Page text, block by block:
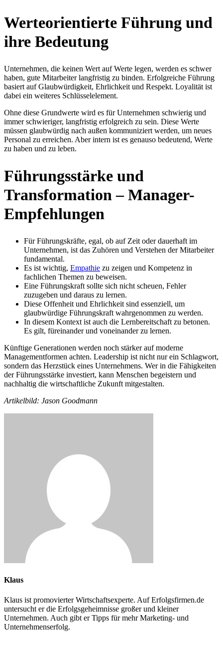
Werteorientierte Führung und
ihre Bedeutung
Unternehmen, die keinen Wert auf Werte legen, werden es schwer
haben, gute Mitarbeiter langfristig zu binden. Erfolgreiche Führung
basiert auf Glaubwürdigkeit, Ehrlichkeit und Respekt. Loyalität ist
dabei ein weiteres Schlüsselelement.
Ohne diese Grundwerte wird es für Unternehmen schwierig und
immer schwieriger, langfristig erfolgreich zu sein. Diese Werte
müssen glaubwürdig nach außen kommuniziert werden, um neues
Personal zu erreichen. Aber intern ist es genauso bedeutend, Werte
zu haben und zu leben.
Führungsstärke und
Transformation – Manager-
Empfehlungen
Für Führungskräfte, egal, ob auf Zeit oder dauerhaft im
Unternehmen, ist das Zuhören und Verstehen der Mitarbeiter
fundamental.
Es ist wichtig, Empathie zu zeigen und Kompetenz in
fachlichen Themen zu beweisen.
Eine Führungskraft sollte sich nicht scheuen, Fehler
zuzugeben und daraus zu lernen.
Diese Offenheit und Ehrlichkeit sind essenziell, um
glaubwürdige Führungskraft wahrgenommen zu werden.
In diesem Kontext ist auch die Lernbereitschaft zu betonen.
Es gilt, füreinander und voneinander zu lernen.
Künftige Generationen werden noch stärker auf moderne
Managementformen achten. Leadership ist nicht nur ein Schlagwort,
sondern das Herzstück eines Unternehmens. Wer in die Fähigkeiten
der Führungsstärke investiert, kann Menschen begeistern und
nachhaltig die wirtschaftliche Zukunft mitgestalten.
Artikelbild: Jason Goodmann
Klaus
Klaus ist promovierter Wirtschaftsexperte. Auf Erfolgsfirmen.de
untersucht er die Erfolgsgeheimnisse großer und kleiner
Unternehmen. Auch gibt er Tipps für mehr Marketing- und
Unternehmenserfolg.